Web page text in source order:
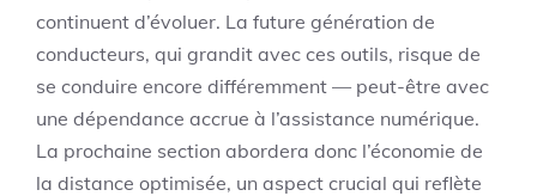
continuent d’évoluer. La future génération de
conducteurs, qui grandit avec ces outils, risque de
se conduire encore différemment — peut-être avec
une dépendance accrue à l’assistance numérique.
La prochaine section abordera donc l’économie de
la distance optimisée, un aspect crucial qui reflète